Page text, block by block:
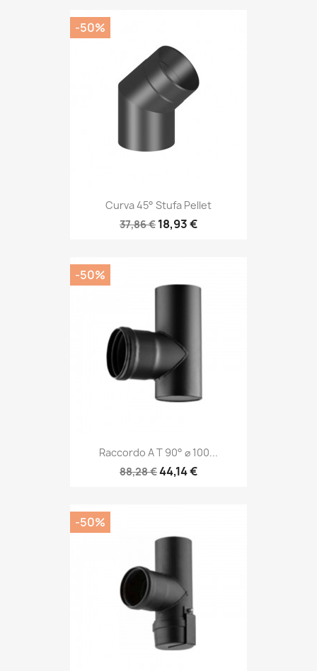
Curva 45° Stufa Pellet
37,86 € 18,93 €
-50%
Raccordo A T 90° ⌀ 100...
88,28 €44,14 €
-50%
-50%